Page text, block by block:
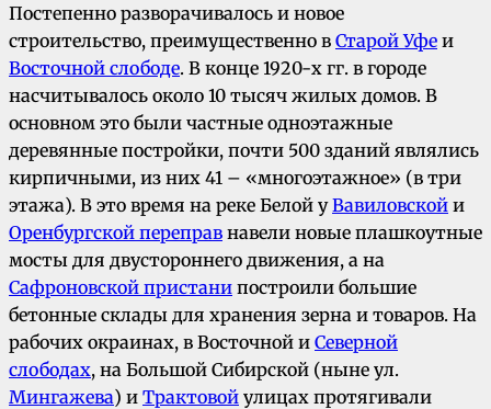
Постепенно разворачивалось и новое
строительство, преимущественно в Старой Уфе и
Восточной слободе. В конце 1920-х гг. в городе
насчитывалось около 10 тысяч жилых домов. В
основном это были частные одноэтажные
деревянные постройки, почти 500 зданий являлись
кирпичными, из них 41 – «многоэтажное» (в три
этажа). В это время на реке Белой уВавиловской и
Оренбургской переправ навели новые плашкоутные
мосты для двустороннего движения, а на
Сафроновской пристани построили большие
бетонные склады для хранения зерна и товаров. На
рабочих окраинах, в Восточной и Северной
слободах, на Большой Сибирской (ныне ул.
Мингажева) и Трактовой улицах протягивали